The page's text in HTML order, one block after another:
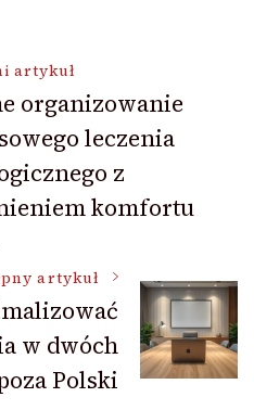
artykuł
organizowanie
leczenia
z
komfortu
artykuł
w dwóch
Polski